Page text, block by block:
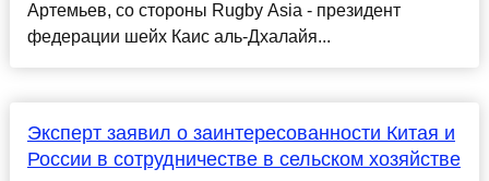
Артемьев, со стороны Rugby Asia - президент
федерации шейх Каис аль-Дхалайя...
Эксперт заявил о заинтересованности Китая и
России в сотрудничестве в сельском хозяйстве